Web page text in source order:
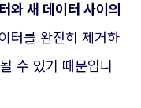
와 새 데이터 사이의
터를 완전히 제거하
수 있기 때문입니